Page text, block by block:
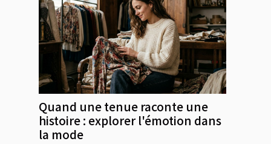
Quand une tenue raconte une
histoire : explorer l'émotion dans
la mode